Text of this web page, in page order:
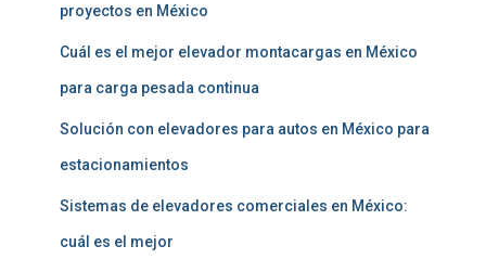
proyectos en México
Cuál es el mejor elevador montacargas en México
para carga pesada continua
Solución con elevadores para autos en México para
estacionamientos
Sistemas de elevadores comerciales en México:
cuál es el mejor